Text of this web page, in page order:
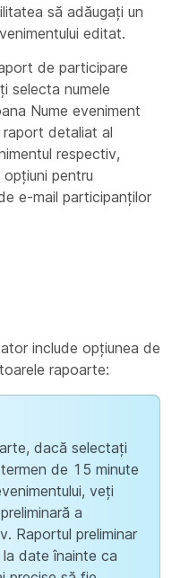
să adăugați un
editat.
de participare
selecta numele
Nume eveniment
raport detaliat al
respectiv,
pentru
e-mail participanților
include opțiunea de
rapoarte:
dacă selectați
de 15 minute
veți
a
Raportul preliminar
date înainte ca